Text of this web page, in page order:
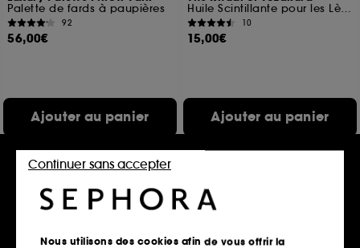
Palette de fards à paupières
92
56,00€
Ajouter au panier
Huile Scintillante pour les Lèvres
10
15,00€
Ajouter au panier
Nous utilisons des cookies afin de vous offrir la
Continuer sans accepter